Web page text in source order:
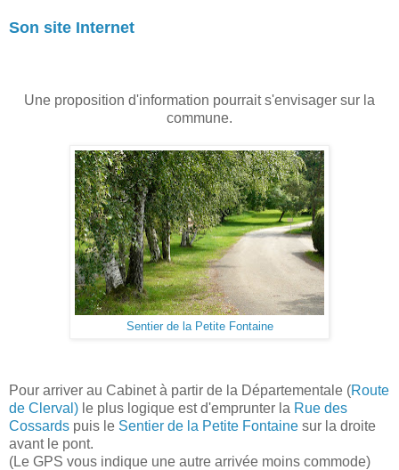
Son site Internet
Une proposition d'information pourrait s'envisager sur la
commune.
Sentier de la Petite Fontaine
Pour arriver au Cabinet à partir de la Départementale (Route
de Clerval) le plus logique est d'emprunter la Rue des
Cossards puis le Sentier de la Petite Fontaine sur la droite
avant le pont.
(Le GPS vous indique une autre arrivée moins commode)